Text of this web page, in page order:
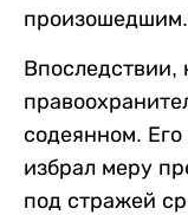
произошедшим.
Впоследствии,
содеянном.
избрал меру
под стражей